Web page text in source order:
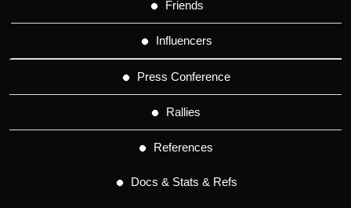
Friends
Influencers
Press Conference
Rallies
References
Docs & Stats & Refs